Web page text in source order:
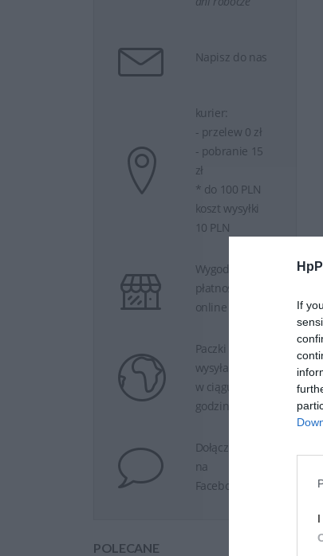
If
Napisz do nas
kurier:
- przelew 0 zł
- pobranie 15
zł
* do 100 PLN
koszt wysyłki
10 PLN
Wygodne
płatności
online
Paczki
wysyłamy
w ciągu 24
godzin.
Dołącz do nas
na
Facebooku.
POLECANE